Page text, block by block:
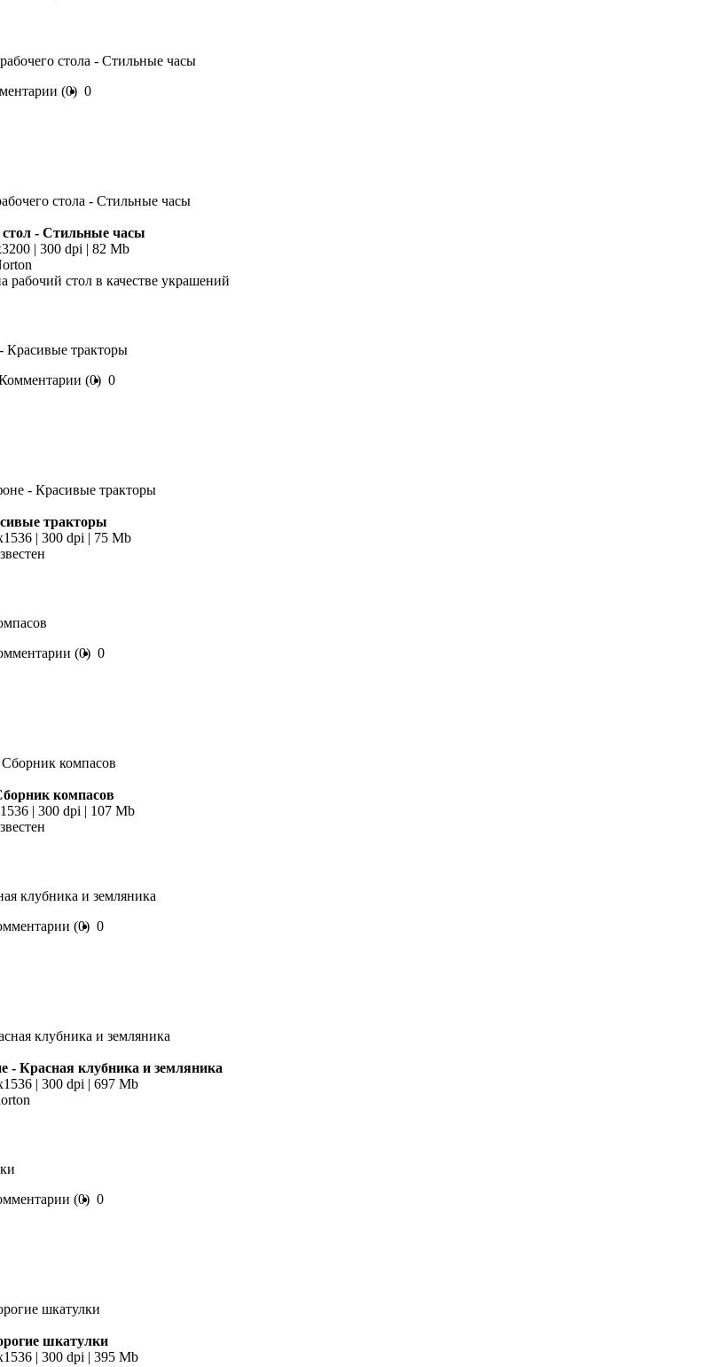
стола - Стильные часы
(0) 0
- Стильные часы
| 300 dpi | 82 Mb
стол в качестве украшений
Красивые тракторы
(0) 0
тракторы
| 300 dpi | 75 Mb
(0) 0
компасов
| 300 dpi | 107 Mb
клубника и земляника
(0) 0
- Красная клубника и земляника
| 300 dpi | 697 Mb
(0) 0
шкатулки
| 300 dpi | 395 Mb